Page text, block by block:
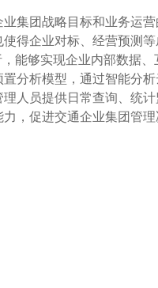
团战略目标和业务运
得企业对标、经营预测
能够实现企业内部数据
分析模型，通过智能分
人员提供日常查询、统
，促进交通企业集团管理